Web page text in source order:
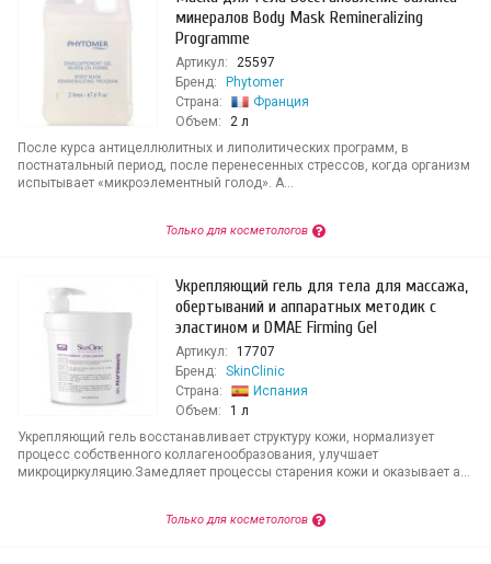
минералов Body Mask Remineralizing
Programme
Артикул:
25597
Бренд:
Phytomer
Страна:
Франция
Объем:
2 л
После курса антицеллюлитных и липолитических программ, в
постнатальный период, после перенесенных стрессов, когда организм
испытывает «микроэлементный голод». А...
Только для косметологов
Укрепляющий гель для тела для массажа,
обертываний и аппаратных методик с
эластином и DMAE Firming Gel
Артикул:
17707
Бренд:
SkinClinic
Страна:
Испания
Объем:
1 л
Укрепляющий гель восстанавливает структуру кожи, нормализует
процесс собственного коллагенообразования, улучшает
микроциркуляцию.Замедляет процессы старения кожи и оказывает а...
Только для косметологов